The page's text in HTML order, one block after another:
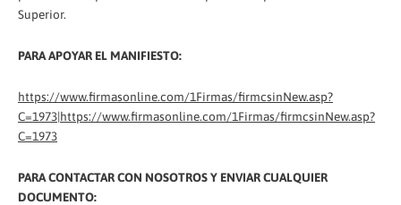
Superior.
PARA APOYAR EL MANIFIESTO:
https://www.firmasonline.com/1Firmas/firmcsinNew.asp?
C=1973|https://www.firmasonline.com/1Firmas/firmcsinNew.asp?
C=1973
PARA CONTACTAR CON NOSOTROS Y ENVIAR CUALQUIER
DOCUMENTO: